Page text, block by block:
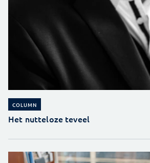
COLUMN
Het nutteloze teveel